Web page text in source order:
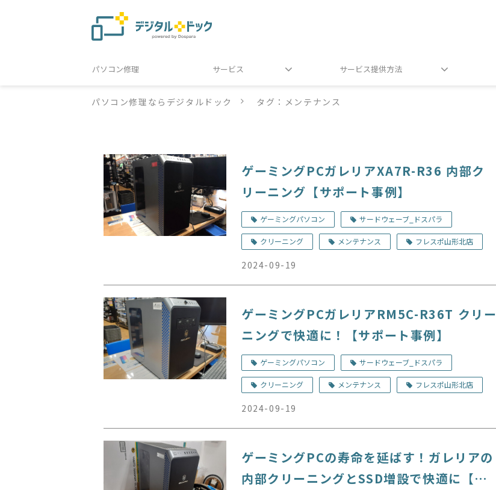
パソコン修理 サービス サービス提供方法
パソコン修理ならデジタルドック タグ：メンテナンス
ゲーミングPCガレリアXA7R-R36 内部ク
リーニング【サポート事例】
ゲーミングパソコン サードウェーブ_ドスパラ
クリーニング メンテナンス フレスポ山形北店
2024-09-19
ゲーミングPCガレリアRM5C-R36T クリー
ニングで快適に！【サポート事例】
ゲーミングパソコン サードウェーブ_ドスパラ
クリーニング メンテナンス フレスポ山形北店
2024-09-19
ゲーミングPCの寿命を延ばす！ガレリアの
内部クリーニングとSSD増設で快適に【サ